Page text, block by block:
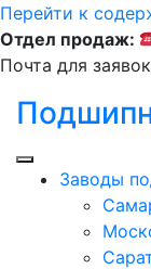
Перейти к
Отдел продаж:
Почта для
Заводы